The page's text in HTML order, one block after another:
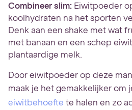
Combineer slim: Eiwitpoeder
koolhydraten na het sporten
Denk aan een shake met wat
met banaan en een schep
plantaardige melk.
Door eiwitpoeder op deze
maak je het gemakkelijker om
eiwitbehoefte te halen en zo